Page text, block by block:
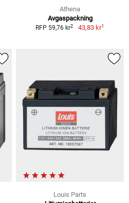
Athena
Avgaspackning
RFP 59,76 kr2 43,83 kr1
Louis Parts